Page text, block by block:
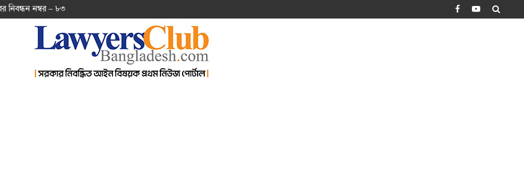
নিবন্ধন নম্বর – ৮৩